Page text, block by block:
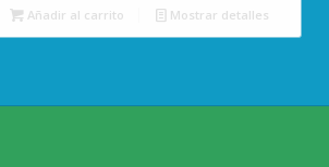
Añadir al carrito Mostrar detalles